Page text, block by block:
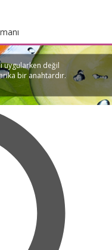
uygularken değil
bir anahtardır.